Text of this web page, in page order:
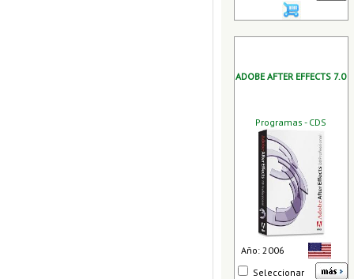
ADOBE AFTER EFFECTS 7.0
Programas - CDS
Año: 2006
Seleccionar